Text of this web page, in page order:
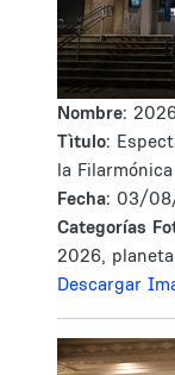
Nombre:
Tìtulo:
la
Fecha: 03/
Categorías
2026,
Descargar